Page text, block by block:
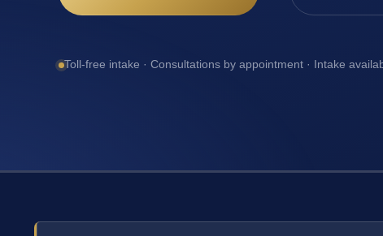
Toll-free intake · Consultations by appointment · Intake